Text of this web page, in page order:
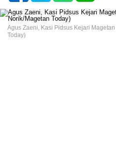
Agus Zaeni, Kasi Pidsus Kejari
Today)